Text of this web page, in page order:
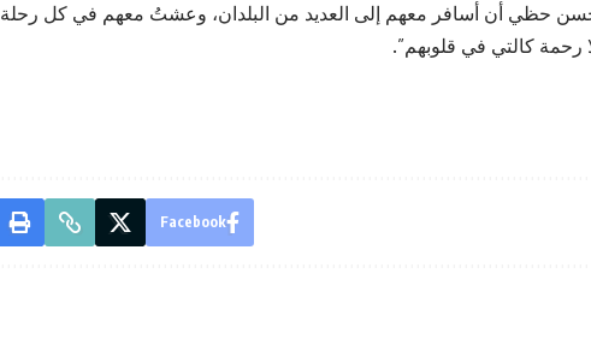
حظي أن أسافر معهم إلى العديد من البلدان، وعشتُ معهم في كل رحلة
رحمة كالتي في قلوبهم”.
Facebook